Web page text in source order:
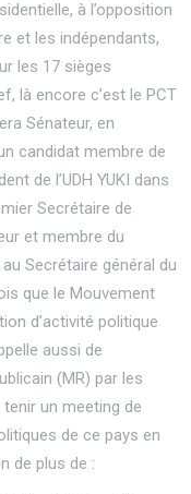
à l’opposition
et les indépendants,
les 17 sièges
là encore c’est le PCT
Sénateur, en
candidat membre de
de l’UDH YUKI dans
Secrétaire de
et membre du
Secrétaire général du
que le Mouvement
d’activité politique
aussi de
(MR) par les
un meeting de
de ce pays en
de plus de :